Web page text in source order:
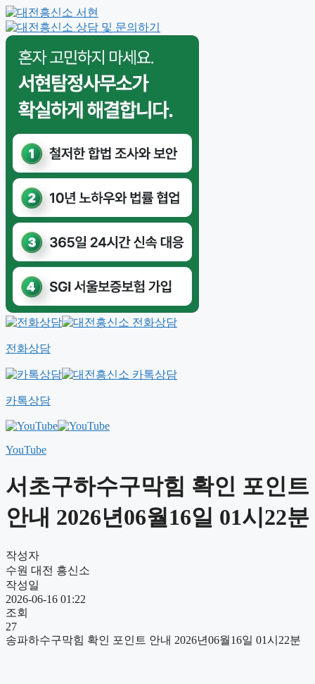
전화상담
카톡상담
YouTube
서초구하수구막힘 확인 포인트
안내 2026년06월16일 01시22분
작성자
수원 대전 흥신소
작성일
2026-06-16 01:22
조회
27
송파하수구막힘 확인 포인트 안내 2026년06월16일 01시22분